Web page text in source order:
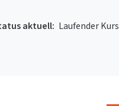
aktuell: Laufender Kurs